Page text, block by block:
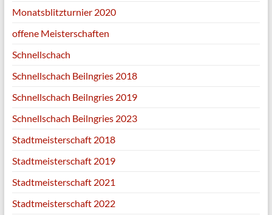
Monatsblitzturnier 2020
offene Meisterschaften
Schnellschach
Schnellschach Beilngries 2018
Schnellschach Beilngries 2019
Schnellschach Beilngries 2023
Stadtmeisterschaft 2018
Stadtmeisterschaft 2019
Stadtmeisterschaft 2021
Stadtmeisterschaft 2022